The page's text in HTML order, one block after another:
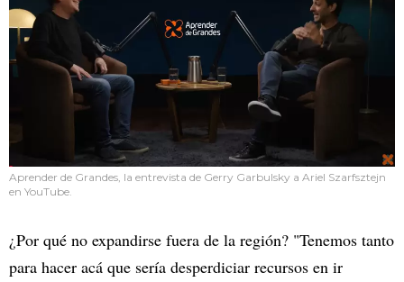
Aprender de Grandes, la entrevista de Gerry Garbulsky a Ariel Szarfsztejn
en YouTube.
¿Por qué no expandirse fuera de la región? "Tenemos tanto
para hacer acá que sería desperdiciar recursos en ir